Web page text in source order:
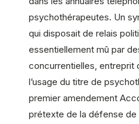
psychothérapeutes. Un
qui disposait de relais
essentiellement mû par
concurrentielles, entreprit
l’usage du titre de
premier amendement
prétexte de la défense de